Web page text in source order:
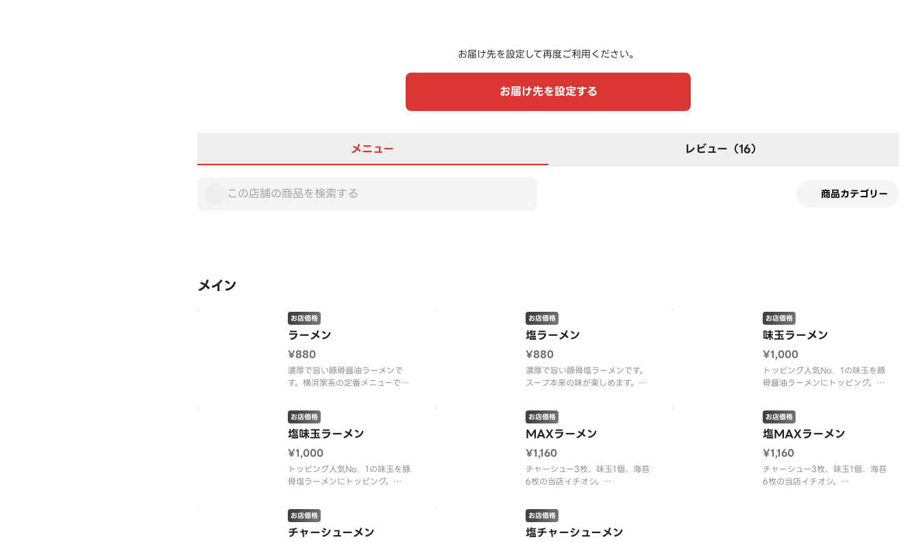
お届け先を設定して再度ご利用ください。
お届け先を設定する
メニュー レビュー（16）
商品カテゴリー
メイン
ラーメン
お店価格
¥880
濃厚で旨い豚骨醤油ラーメンで
す。横浜家系の定番メニューで
（ラーメンのお好み、麺の硬さ、
濃さ、油の量はお選びいただけま
せん。）
塩ラーメン
お店価格
¥880
濃厚で旨い豚骨塩ラーメンです。
スープ本来の味が楽しめます。
濃さ、油の量はお選びいただけま
せん。）
味玉ラーメン
お店価格
¥1,000
トッピング人気No．1の味玉を豚
骨醤油ラーメンにトッピング。
濃さ、油の量はお選びいただけま
せん。）
塩味玉ラーメン
お店価格
¥1,000
トッピング人気No．1の味玉を豚
骨塩ラーメンにトッピング。
濃さ、油の量はお選びいただけま
せん。）
MAXラーメン
お店価格
¥1,160
チャーシュー3枚、味玉1個、海苔
6枚の当店イチオシ。
濃さ、油の量はお選びいただけま
せん。）
塩MAXラーメン
お店価格
¥1,160
チャーシュー3枚、味玉1個、海苔
6枚の当店イチオシ。
チャーシューメン
お店価格
塩チャーシューメン
お店価格